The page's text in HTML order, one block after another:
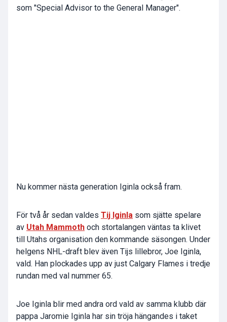
som "Special Advisor to the General Manager".
Nu kommer nästa generation Iginla också fram.
För två år sedan valdes Tij Iginla som sjätte spelare
av Utah Mammoth och stortalangen väntas ta klivet
till Utahs organisation den kommande säsongen. Under
helgens NHL-draft blev även Tijs lillebror, Joe Iginla,
vald. Han plockades upp av just Calgary Flames i tredje
rundan med val nummer 65.
Joe Iginla blir med andra ord vald av samma klubb där
pappa Jaromie Iginla har sin tröja hängandes i taket